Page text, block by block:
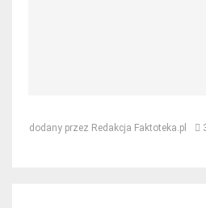
dodany przez Redakcja Faktoteka.pl